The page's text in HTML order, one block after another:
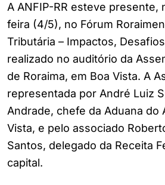
A ANFIP-RR esteve presente,
feira (4/5), no Fórum
Tributária – Impactos,
realizado no auditório da
de Roraima, em Boa Vista. A
representada por André Luiz
Andrade, chefe da Aduana do
Vista, e pelo associado
Santos, delegado da Receita
capital.